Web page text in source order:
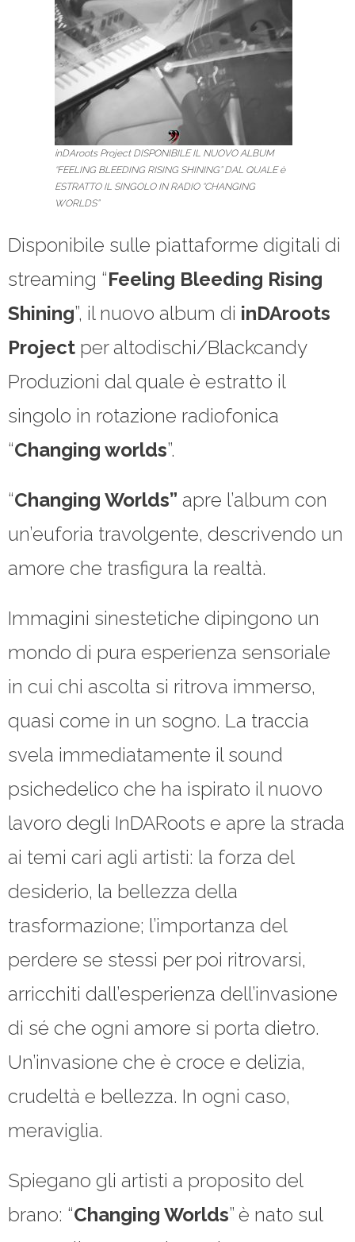
inDAroots Project DISPONIBILE IL NUOVO ALBUM
“FEELING BLEEDING RISING SHINING” DAL QUALE è
ESTRATTO IL SINGOLO IN RADIO “CHANGING
WORLDS”
Disponibile sulle piattaforme digitali di
streaming “Feeling Bleeding Rising
Shining”, il nuovo album di inDAroots
Project per altodischi/Blackcandy
Produzioni dal quale è estratto il
singolo in rotazione radiofonica
“Changing worlds”.
“Changing Worlds” apre l’album con
un’euforia travolgente, descrivendo un
amore che trasfigura la realtà.
Immagini sinestetiche dipingono un
mondo di pura esperienza sensoriale
in cui chi ascolta si ritrova immerso,
quasi come in un sogno. La traccia
svela immediatamente il sound
psichedelico che ha ispirato il nuovo
lavoro degli InDARoots e apre la strada
ai temi cari agli artisti: la forza del
desiderio, la bellezza della
trasformazione; l’importanza del
perdere se stessi per poi ritrovarsi,
arricchiti dall’esperienza dell’invasione
di sé che ogni amore si porta dietro.
Un’invasione che è croce e delizia,
crudeltà e bellezza. In ogni caso,
meraviglia.
Spiegano gli artisti a proposito del
brano: “Changing Worlds” è nato sul